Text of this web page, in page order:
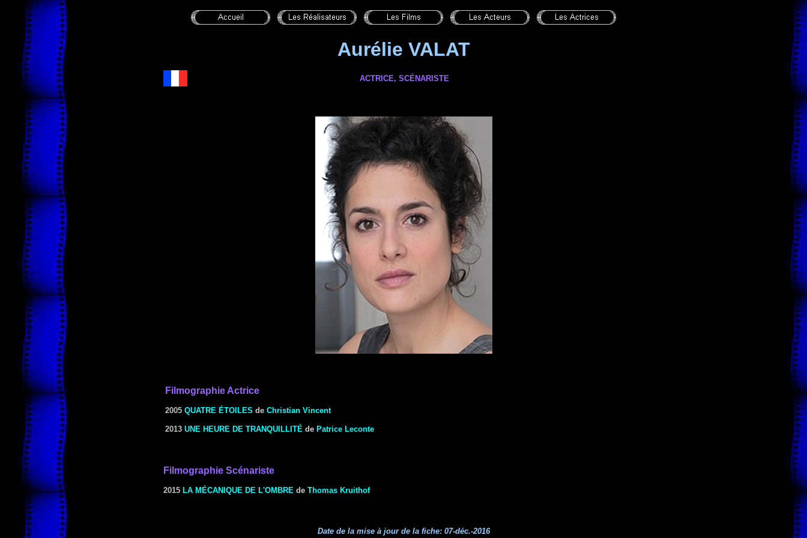
Aurélie VALAT
ACTRICE, SCÉNARISTE
Filmographie Actrice
2005 QUATRE ÉTOILES de Christian Vincent
2013 UNE HEURE DE TRANQUILLITÉ de Patrice Leconte
Filmographie Scénariste
2015 LA MÉCANIQUE DE L'OMBRE de Thomas Kruithof
Date de la mise à jour de la fiche: 07-déc.-2016